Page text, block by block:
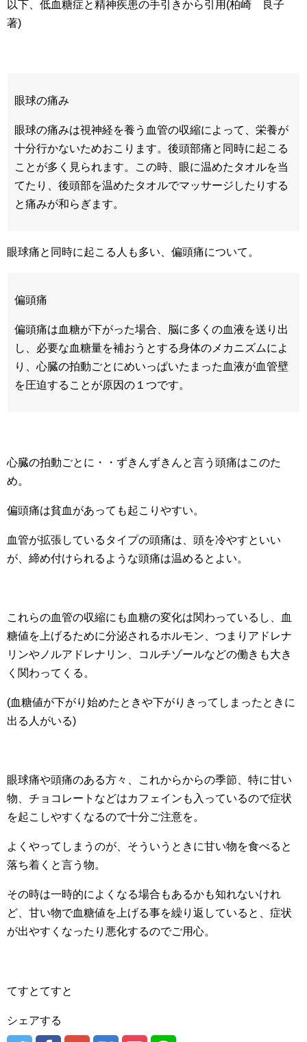
以下、低血糖症と精神疾患の手引きから引用(柏崎 良子
著)
眼球の痛み
眼球の痛みは視神経を養う血管の収縮によって、栄養が
十分行かないためおこります。後頭部痛と同時に起こる
ことが多く見られます。この時、眼に温めたタオルを当
てたり、後頭部を温めたタオルでマッサージしたりする
と痛みが和らぎます。
眼球痛と同時に起こる人も多い、偏頭痛について。
偏頭痛
偏頭痛は血糖が下がった場合、脳に多くの血液を送り出
し、必要な血糖量を補おうとする身体のメカニズムによ
り、心臓の拍動ごとにめいっぱいたまった血液が血管壁
を圧迫することが原因の１つです。
心臓の拍動ごとに・・ずきんずきんと言う頭痛はこのた
め。
偏頭痛は貧血があっても起こりやすい。
血管が拡張しているタイプの頭痛は、頭を冷やすといい
が、締め付けられるような頭痛は温めるとよい。
これらの血管の収縮にも血糖の変化は関わっているし、血
糖値を上げるために分泌されるホルモン、つまりアドレナ
リンやノルアドレナリン、コルチゾールなどの働きも大き
く関わってくる。
(血糖値が下がり始めたときや下がりきってしまったときに
出る人がいる)
眼球痛や頭痛のある方々、これからからの季節、特に甘い
物、チョコレートなどはカフェインも入っているので症状
を起こしやすくなるので十分ご注意を。
よくやってしまうのが、そういうときに甘い物を食べると
落ち着くと言う物。
その時は一時的によくなる場合もあるかも知れないけれ
ど、甘い物で血糖値を上げる事を繰り返していると、症状
が出やすくなったり悪化するのでご用心。
てすとてすと
シェアする